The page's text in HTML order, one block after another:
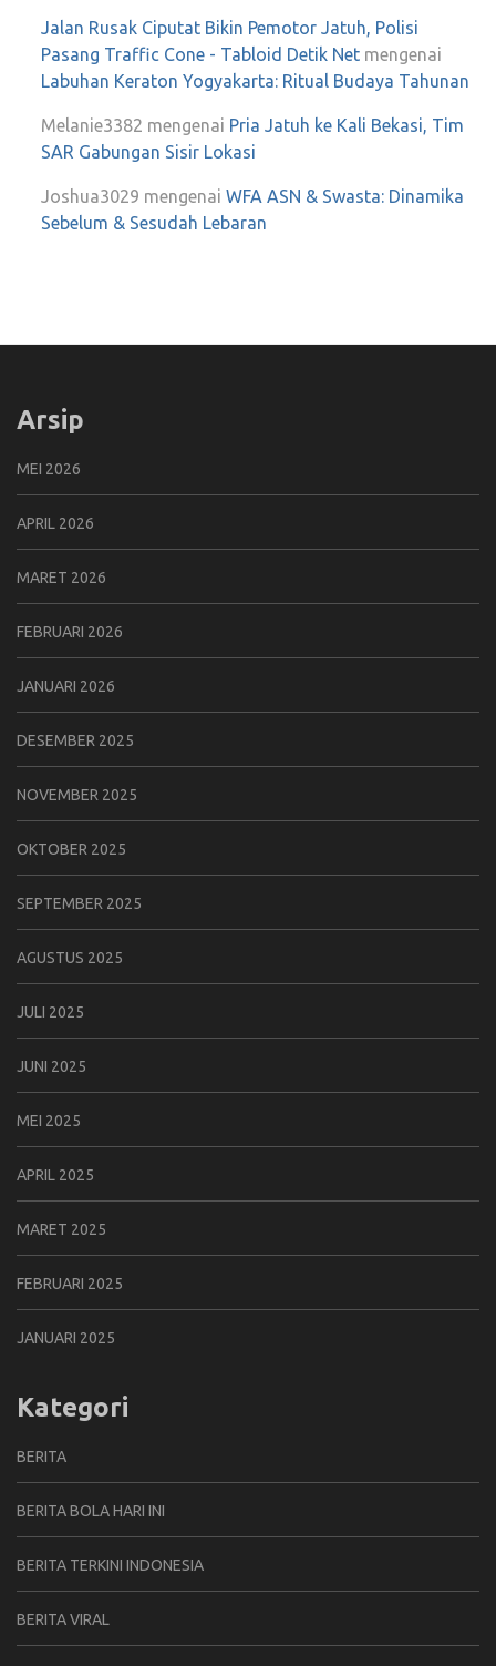
Jalan Rusak Ciputat Bikin Pemotor Jatuh, Polisi
Pasang Traffic Cone - Tabloid Detik Net mengenai
Labuhan Keraton Yogyakarta: Ritual Budaya Tahunan
Melanie3382 mengenai Pria Jatuh ke Kali Bekasi, Tim
SAR Gabungan Sisir Lokasi
Joshua3029 mengenai WFA ASN & Swasta: Dinamika
Sebelum & Sesudah Lebaran
Arsip
MEI 2026
APRIL 2026
MARET 2026
FEBRUARI 2026
JANUARI 2026
DESEMBER 2025
NOVEMBER 2025
OKTOBER 2025
SEPTEMBER 2025
AGUSTUS 2025
JULI 2025
JUNI 2025
MEI 2025
APRIL 2025
MARET 2025
FEBRUARI 2025
JANUARI 2025
Kategori
BERITA
BERITA BOLA HARI INI
BERITA TERKINI INDONESIA
BERITA VIRAL